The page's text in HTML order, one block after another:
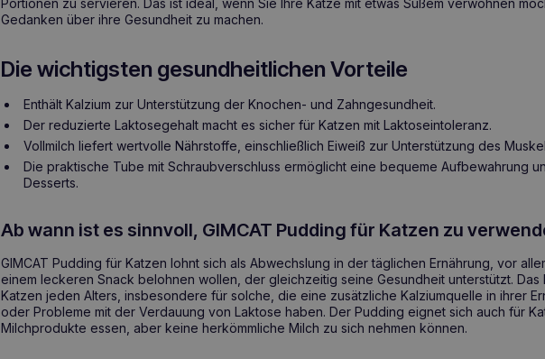
Portionen zu servieren. Das ist ideal, wenn Sie Ihre Katze mit etwas Süßem verwöhnen
Gedanken über ihre Gesundheit zu machen.
Die wichtigsten gesundheitlichen Vorteile
Enthält Kalzium zur Unterstützung der Knochen- und Zahngesundheit.
Der reduzierte Laktosegehalt macht es sicher für Katzen mit Laktoseintoleranz.
Vollmilch liefert wertvolle Nährstoffe, einschließlich Eiweiß zur Unterstützung des
Die praktische Tube mit Schraubverschluss ermöglicht eine bequeme Aufbewahrung
Desserts.
Ab wann ist es sinnvoll, GIMCAT Pudding für Katzen zu
GIMCAT Pudding für Katzen lohnt sich als Abwechslung in der täglichen Ernährung, vor
einem leckeren Snack belohnen wollen, der gleichzeitig seine Gesundheit unterstützt. Das
Katzen jeden Alters, insbesondere für solche, die eine zusätzliche Kalziumquelle in ihrer
oder Probleme mit der Verdauung von Laktose haben. Der Pudding eignet sich auch für
Milchprodukte essen, aber keine herkömmliche Milch zu sich nehmen können.